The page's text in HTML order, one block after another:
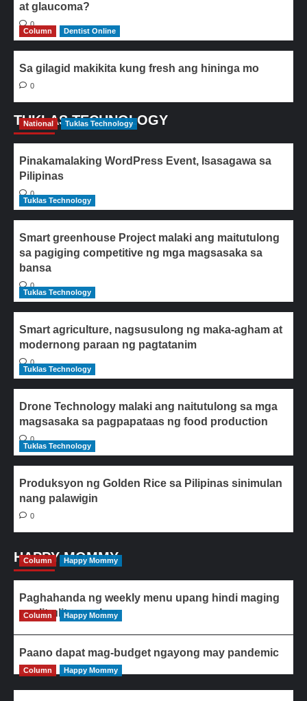
at glaucoma?
0
Column
Dentist Online
Sa gilagid makikita kung fresh ang hininga mo
0
TUKLAS TECHNOLOGY
National Tuklas Technology
Pinakamalaking WordPress Event, Isasagawa sa
Pilipinas
0
Tuklas Technology
Smart greenhouse Project malaki ang maitutulong
sa pagiging competitive ng mga magsasaka sa
bansa
0
Tuklas Technology
Smart agriculture, nagsusulong ng maka-agham at
modernong paraan ng pagtatanim
0
Tuklas Technology
Drone Technology malaki ang naitutulong sa mga
magsasaka sa pagpapataas ng food production
0
Tuklas Technology
Produksyon ng Golden Rice sa Pilipinas sinimulan
nang palawigin
0
HAPPY MOMMY
Column Happy Mommy
Paghahanda ng weekly menu upang hindi maging
paulit-ulit ang ulam
Column Happy Mommy
Paano dapat mag-budget ngayong may pandemic
Column Happy Mommy